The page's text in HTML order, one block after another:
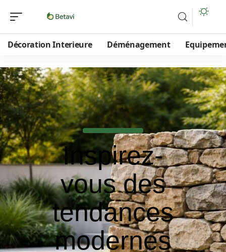
Décoration Interieure Déménagement
Inspirez-
vous des
tendances
modernes